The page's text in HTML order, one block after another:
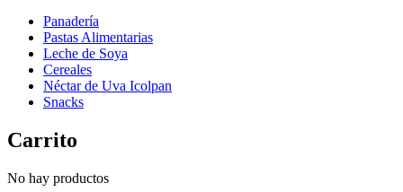
Panadería
Pastas Alimentarias
Leche de Soya
Cereales
Néctar de Uva Icolpan
Snacks
Carrito
No hay productos